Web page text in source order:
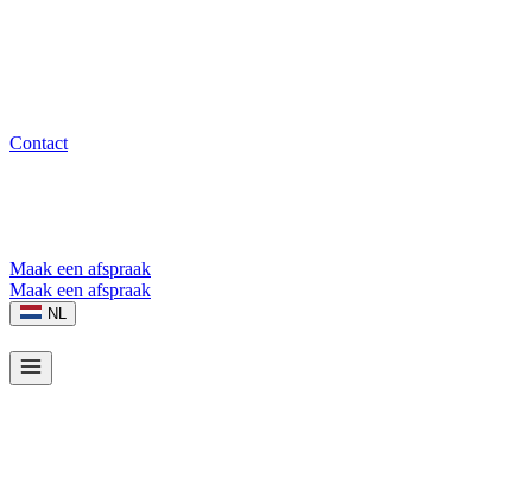
Contact
Maak een afspraak
Maak een afspraak
NL